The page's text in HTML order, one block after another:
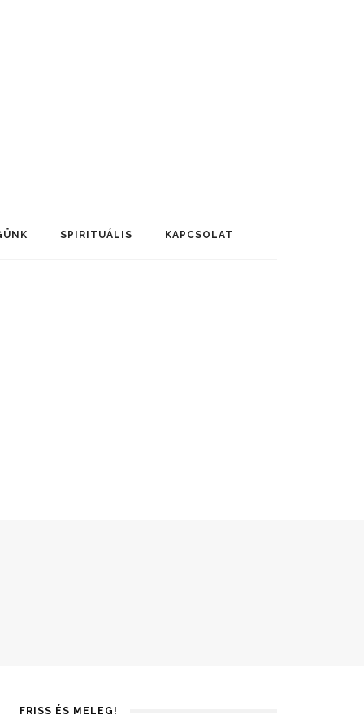
SPIRITUÁLIS KAPCSOLAT
FRISS ÉS MELEG!